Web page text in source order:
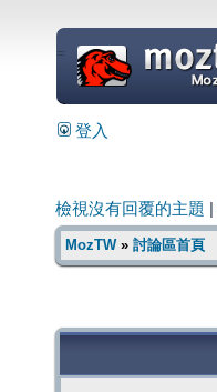
=
登入
檢視沒有回覆的主題
MozTW» 討論區首頁